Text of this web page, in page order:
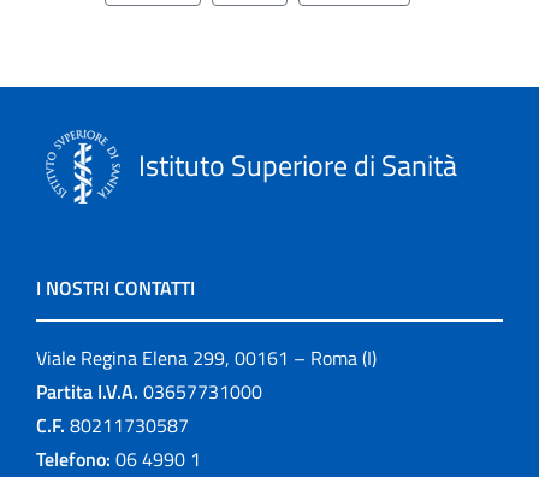
Istituto Superiore di Sanità
I NOSTRI CONTATTI
Viale Regina Elena 299, 00161 – Roma (I)
Partita I.V.A. 03657731000
C.F. 80211730587
Telefono: 06 4990 1